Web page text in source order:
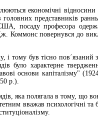
економічні відносини
представників
посаду професора
повернувся до
і тому був тісно
було характерне
основи капіталізму"
p.).
яка полягала в тому, що
вважав психологічні